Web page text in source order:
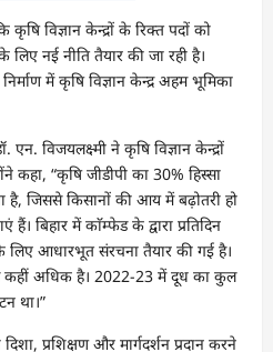
कृषि विज्ञान केन्द्रों के रिक्त पदों को
नई नीति तैयार की जा रही है।
में कृषि विज्ञान केन्द्र अहम भूमिका
विजयलक्ष्मी ने कृषि विज्ञान केन्द्रों
कहा, “कृषि जीडीपी का 30% हिस्सा
जिससे किसानों की आय में बढ़ोतरी हो
हैं। बिहार में काॅम्फेड के द्वारा प्रतिदिन
आधारभूत संरचना तैयार की गई है।
कहीं अधिक है। 2022-23 में दूध का कुल
था।”
प्रशिक्षण और मार्गदर्शन प्रदान करने